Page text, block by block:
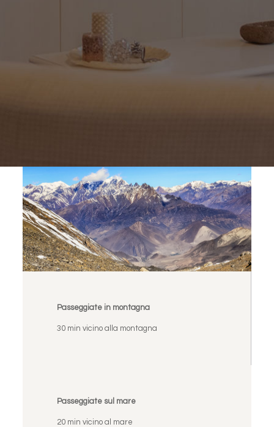
Passeggiate in montagna
30 min vicino alla montagna
Passeggiate sul mare
20 min vicino al mare